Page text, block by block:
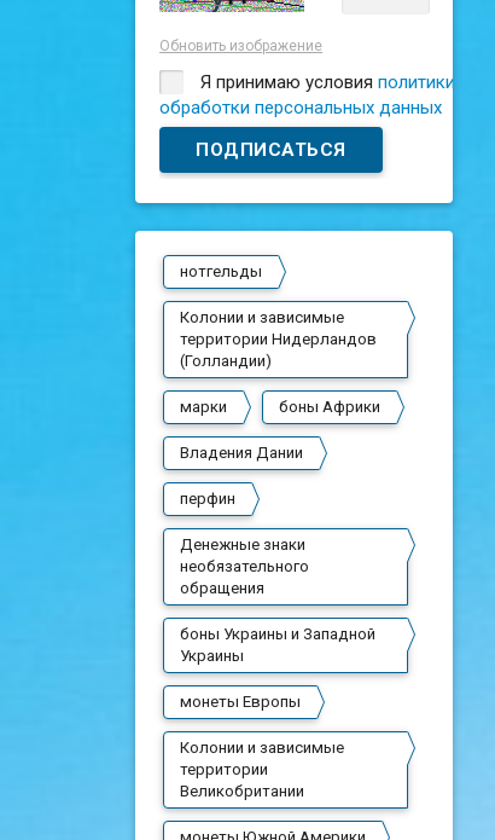
Обновить изображение
Я принимаю условияполитики
обработки персональных данных
нотгельды
Колонии и зависимые
территории Нидерландов
(Голландии)
марки боны Африки
Владения Дании
перфин
Денежные знаки
необязательного
обращения
боны Украины и Западной
Украины
монеты Европы
Колонии и зависимые
территории
Великобритании